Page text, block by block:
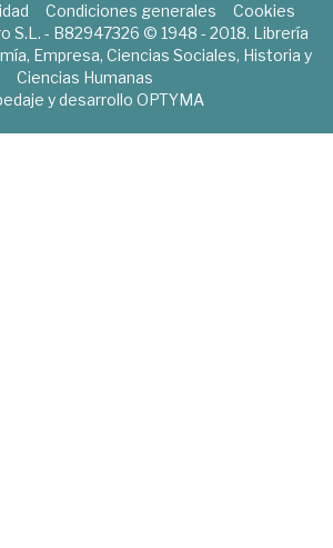
Condiciones generales
Cookies
S.L. - B82947326 © 1948 - 2018. Librería
Empresa, Ciencias Sociales, Historia y
Ciencias Humanas
y desarrollo OPTYMA